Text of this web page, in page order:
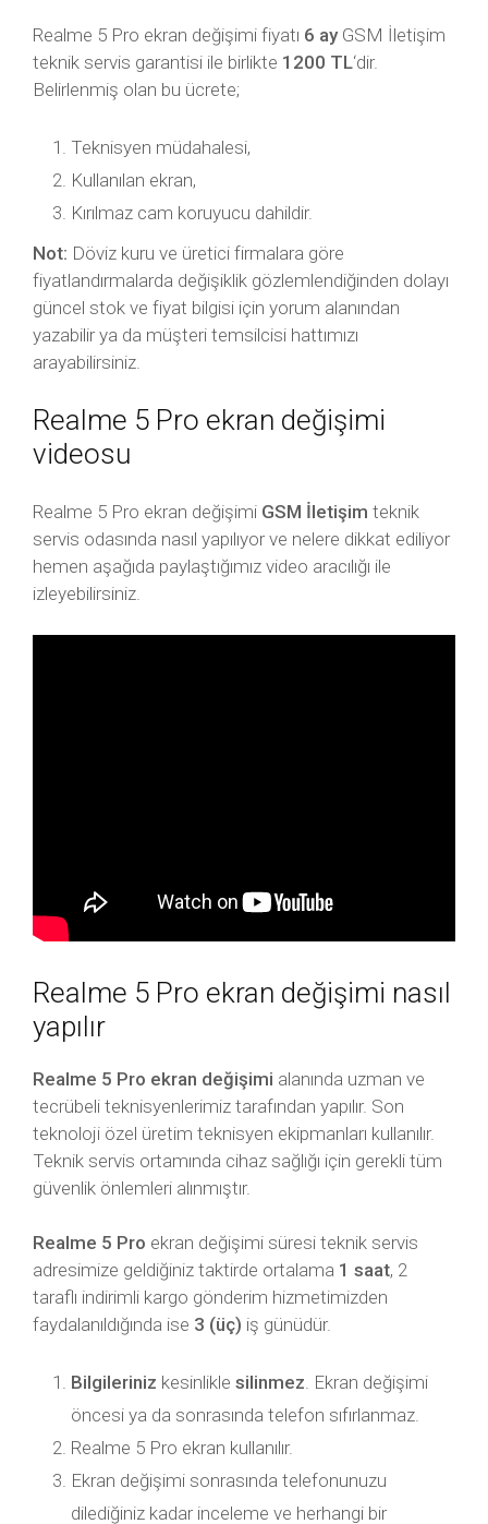
Realme 5 Pro ekran değişimi fiyatı 6 ayGSM İletişim
teknik servis garantisi ile birlikte 1200 TL‘dir.
Belirlenmiş olan bu ücrete;
Teknisyen müdahalesi,
Kullanılan ekran,
Kırılmaz cam koruyucu dahildir.
Not: Döviz kuru ve üretici firmalara göre
fiyatlandırmalarda değişiklik gözlemlendiğinden dolayı
güncel stok ve fiyat bilgisi için yorum alanından
yazabilir ya da müşteri temsilcisi hattımızı
arayabilirsiniz.
Realme 5 Pro ekran değişimi
videosu
Realme 5 Pro ekran değişimi GSM İletişim teknik
servis odasında nasıl yapılıyor ve nelere dikkat ediliyor
hemen aşağıda paylaştığımız video aracılığı ile
izleyebilirsiniz.
Realme 5 Pro ekran değişimi nasıl
yapılır
Realme 5 Pro ekran değişimi alanında uzman ve
tecrübeli teknisyenlerimiz tarafından yapılır. Son
teknoloji özel üretim teknisyen ekipmanları kullanılır.
Teknik servis ortamında cihaz sağlığı için gerekli tüm
güvenlik önlemleri alınmıştır.
Realme 5 Pro ekran değişimi süresi teknik servis
adresimize geldiğiniz taktirde ortalama 1 saat, 2
taraflı indirimli kargo gönderim hizmetimizden
faydalanıldığında ise 3 (üç) iş günüdür.
Bilgileriniz kesinlikle silinmez. Ekran değişimi
öncesi ya da sonrasında telefon sıfırlanmaz.
Realme 5 Pro ekran kullanılır.
Ekran değişimi sonrasında telefonunuzu
dilediğiniz kadar inceleme ve herhangi bir